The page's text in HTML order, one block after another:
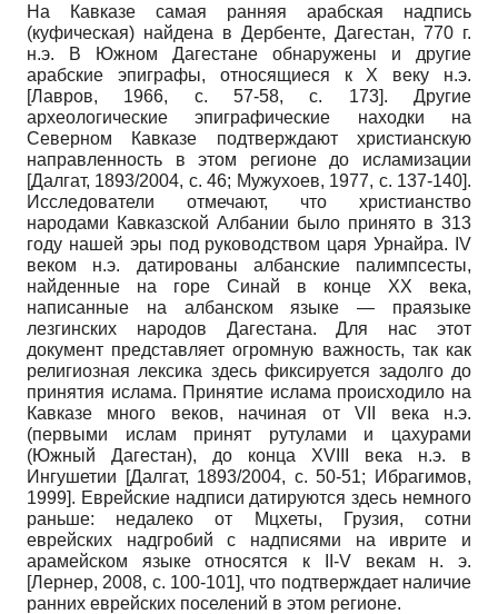
На Кавказе самая ранняя арабская надпись
(куфическая) найдена в Дербенте, Дагестан, 770 г.
н.э. В Южном Дагестане обнаружены и другие
арабские эпиграфы, относящиеся к X веку н.э.
[Лавров, 1966, с. 57-58, с. 173]. Другие
археологические эпиграфические находки на
Северном Кавказе подтверждают христианскую
направленность в этом регионе до исламизации
[Далгат, 1893/2004, с. 46; Мужухоев, 1977, с. 137-140].
Исследователи отмечают, что христианство
народами Кавказской Албании было принято в 313
году нашей эры под руководством царя Урнайра. IV
веком н.э. датированы албанские палимпсесты,
найденные на горе Синай в конце ХХ века,
написанные на албанском языке — праязыке
лезгинских народов Дагестана. Для нас этот
документ представляет огромную важность, так как
религиозная лексика здесь фиксируется задолго до
принятия ислама. Принятие ислама происходило на
Кавказе много веков, начиная от VII века н.э.
(первыми ислам принят рутулами и цахурами
(Южный Дагестан), до конца XVIII века н.э. в
Ингушетии [Далгат, 1893/2004, с. 50-51; Ибрагимов,
1999]. Еврейские надписи датируются здесь немного
раньше: недалеко от Мцхеты, Грузия, сотни
еврейских надгробий с надписями на иврите и
арамейском языке относятся к II-V векам н. э.
[Лернер, 2008, с. 100-101], что подтверждает наличие
ранних еврейских поселений в этом регионе.